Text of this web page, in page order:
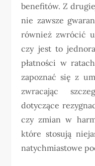
benefitów. Z
nie zawsze
również zwrócić
czy jest to
płatności w
zapoznać się z
zwracając
dotyczące
czy zmian w
które stosują
natychmiastowe